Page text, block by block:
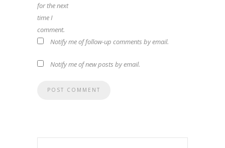
for the next
time I
comment.
Notify me of follow-up comments by email.
Notify me of new posts by email.